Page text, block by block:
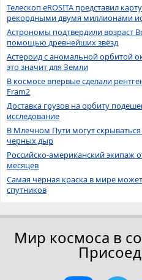
Телескоп eROSITA представил
рекордными двумя миллионами
Астрономы подтвердили возраст
помощью древнейших звёзд
Астероид с аномальной орбитой
это значит для Земли
В космосе впервые сделали
Fram2
Доставка грузов на орбиту
исследование
В Млечном Пути могут
черных дыр
Российско-американский экипаж
месяцев
Самая чёрная краска в мире
спутников
Мир космоса в